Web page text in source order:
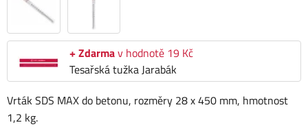
+ Zdarmav hodnotě 19 Kč
Tesařská tužka Jarabák
Vrták SDS MAX do betonu, rozměry 28 x 450 mm, hmotnost
1,2 kg.